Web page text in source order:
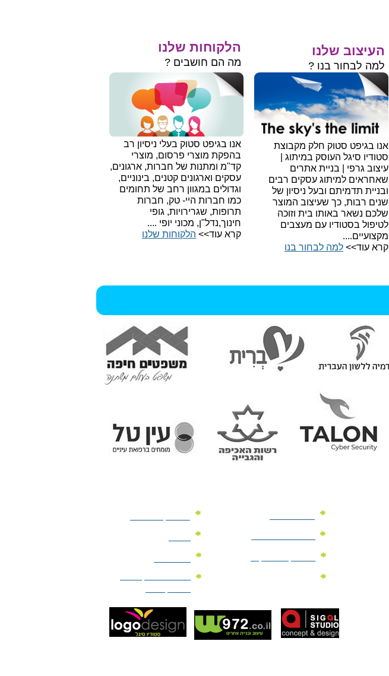
אנו בגיפט סטוק חלק מקבוצת
סטודיו סיגל העוסק במיתוג |
עיצוב גרפי | בניית אתרים
שאחראים למיתוג עסקים רבים
ובניית תדמיתם ובעל ניסיון של
שנים רבות, כך שעיצוב המוצר
שלכם נשאר באותו בית וזוכה
לטיפול בסטודיו עם מעצבים
מקצועיים....
קרא עוד>> למה לבחור בנו​
אנו בגיפט סטוק בעלי ניסיון רב
בהפקת מוצרי פרסום, מוצרי
קד"מ ומתנות של חברות, ארגונים,
עסקים וארגונים קטנים, בינוניים,
וגדולים במגוון רחב של תחומים
כמו חברות היי- טק, חברות
תרופות, שגרירויות, גופי
חינוך,נדל"ן, מכוני יופי ....
קרא עוד>> הלקוחות שלנו
העיצוב שלנו
למה לבחור בנו ?
הלקוחות שלנו
מה הם חושבים ?